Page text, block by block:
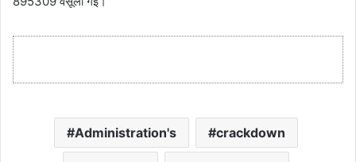
Administration's crackdown